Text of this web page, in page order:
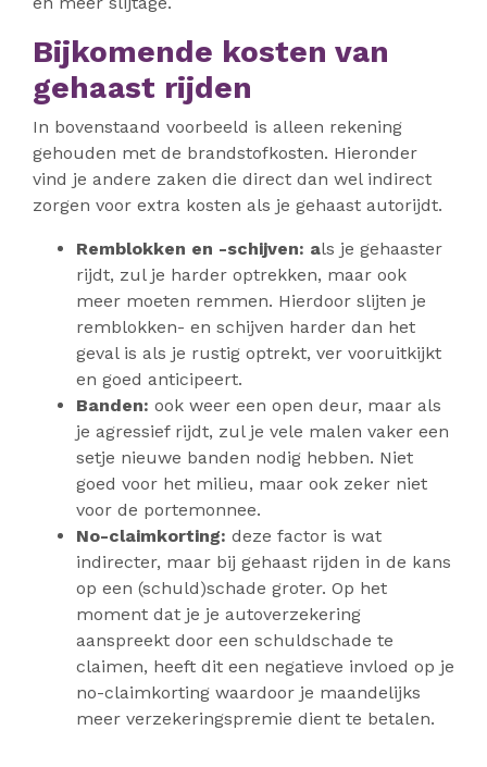
Bijkomende kosten van
gehaast rijden
In bovenstaand voorbeeld is alleen rekening
gehouden met de brandstofkosten. Hieronder
vind je andere zaken die direct dan wel indirect
zorgen voor extra kosten als je gehaast autorijdt.
Remblokken en -schijven: als je gehaaster
rijdt, zul je harder optrekken, maar ook
meer moeten remmen. Hierdoor slijten je
remblokken- en schijven harder dan het
geval is als je rustig optrekt, ver vooruitkijkt
en goed anticipeert.
Banden: ook weer een open deur, maar als
je agressief rijdt, zul je vele malen vaker een
setje nieuwe banden nodig hebben. Niet
goed voor het milieu, maar ook zeker niet
voor de portemonnee.
No-claimkorting: deze factor is wat
indirecter, maar bij gehaast rijden in de kans
op een (schuld)schade groter. Op het
moment dat je je autoverzekering
aanspreekt door een schuldschade te
claimen, heeft dit een negatieve invloed op je
no-claimkorting waardoor je maandelijks
meer verzekeringspremie dient te betalen.